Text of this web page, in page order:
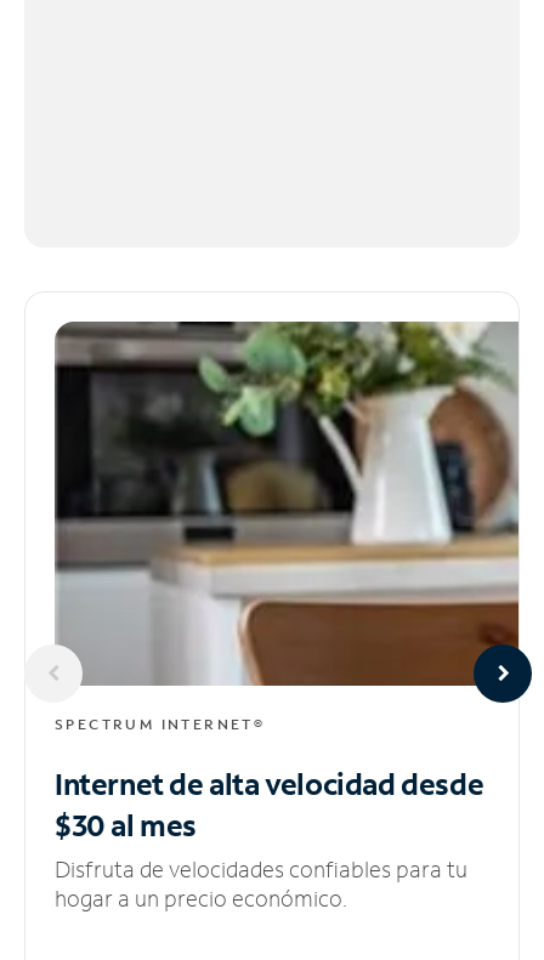
SPECTRUM INTERNET®
Internet de alta velocidaddesde
$30 al mes
Disfruta de velocidades confiables para tu
hogar a un precio económico.